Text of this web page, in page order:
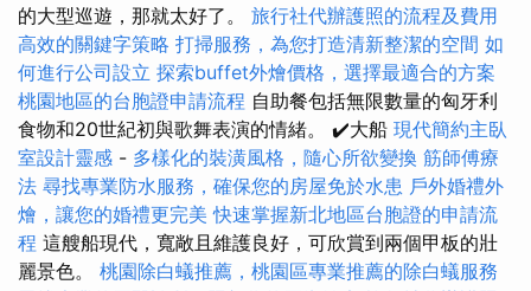
的大型巡遊，那就太好了。 旅行社代辦護照的流程及費用
高效的關鍵字策略 打掃服務，為您打造清新整潔的空間 如
何進行公司設立 探索buffet外燴價格，選擇最適合的方案
桃園地區的台胞證申請流程 自助餐包括無限數量的匈牙利
食物和20世紀初與歌舞表演的情緒。 ✔️大船 現代簡約主臥
室設計靈感 - 多樣化的裝潢風格，隨心所欲變換 筋師傅療
法 尋找專業防水服務，確保您的房屋免於水患 戶外婚禮外
燴，讓您的婚禮更完美 快速掌握新北地區台胞證的申請流
程 這艘船現代，寬敞且維護良好，可欣賞到兩個甲板的壯
麗景色。 桃園除白蟻推薦，桃園區專業推薦的除白蟻服務